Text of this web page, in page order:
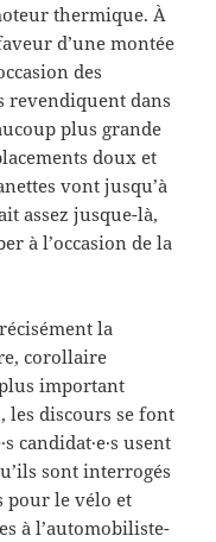
thermique. À
d’une montée
des
revendiquent dans
plus grande
doux et
vont jusqu’à
assez jusque-là,
à l’occasion de la
la
corollaire
important
les discours se font
candidat·e·s usent
sont interrogés
pour le vélo et
à l’automobiliste-